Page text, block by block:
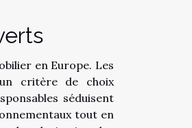
en Europe. Les
critère de choix
séduisent
tout en